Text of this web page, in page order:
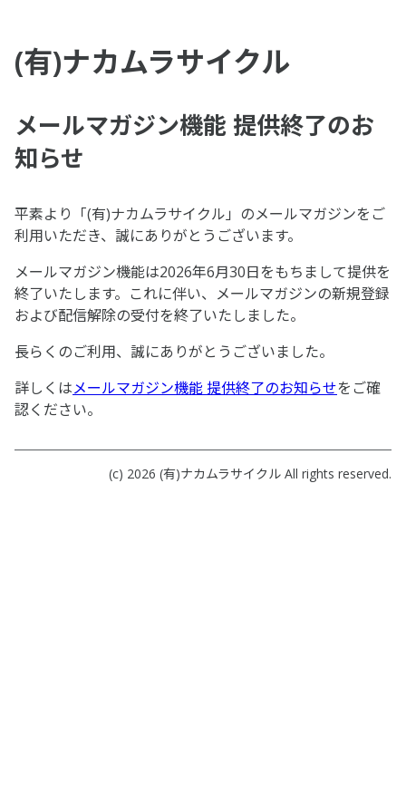
(有)ナカムラサイクル
メールマガジン機能 提供終了のお
知らせ
平素より「(有)ナカムラサイクル」のメールマガジンをご
利用いただき、誠にありがとうございます。
メールマガジン機能は2026年6月30日をもちまして提供を
終了いたします。これに伴い、メールマガジンの新規登録
および配信解除の受付を終了いたしました。
長らくのご利用、誠にありがとうございました。
詳しくはメールマガジン機能 提供終了のお知らせをご確
認ください。
(c) 2026 (有)ナカムラサイクル All rights reserved.